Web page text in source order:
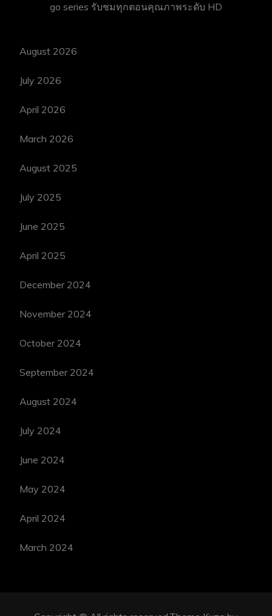
go series รับชมทุกตอนคุณภาพระดับ HD
August 2026
July 2026
April 2026
March 2026
August 2025
July 2025
June 2025
April 2025
December 2024
November 2024
October 2024
September 2024
August 2024
July 2024
June 2024
May 2024
April 2024
March 2024